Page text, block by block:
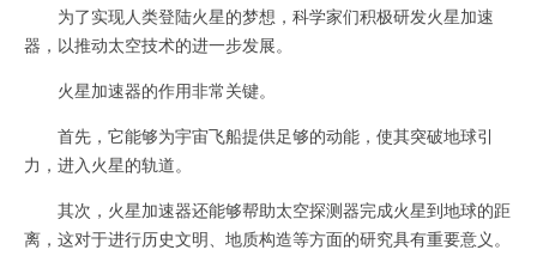
为了实现人类登陆火星的梦想，科学家们积极研发火星加速
器，以推动太空技术的进一步发展。
火星加速器的作用非常关键。
首先，它能够为宇宙飞船提供足够的动能，使其突破地球引
力，进入火星的轨道。
其次，火星加速器还能够帮助太空探测器完成火星到地球的距
离，这对于进行历史文明、地质构造等方面的研究具有重要意义。